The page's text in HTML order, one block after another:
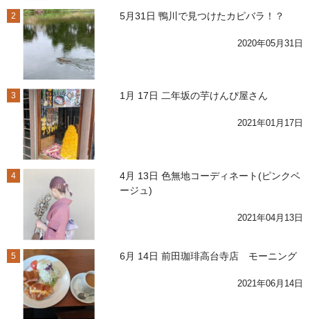
2 5月31日 鴨川で見つけたカピバラ！？
2020年05月31日
3 1月 17日 二年坂の芋けんぴ屋さん
2021年01月17日
4
4月 13日 色無地コーディネート(ピンクベ
ージュ)
2021年04月13日
5 6月 14日 前田珈琲高台寺店 モーニング
2021年06月14日